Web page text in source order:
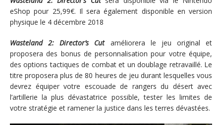
eShop pour 25,99€. Il sera également disponible en version
physique le 4 décembre 2018
Wasteland 2: Director’s Cutaméliorera le jeu original et
proposera des bonus de personnalisation pour votre équipe,
des options tactiques de combat et un doublage retravaillé. Le
titre proposera plus de 80 heures de jeu durant lesquelles vous
devrez équiper votre escouade de rangers du désert avec
l’artillerie la plus dévastatrice possible, tester les limites de
votre stratégie et ramener la justice dans les terres dévastées.